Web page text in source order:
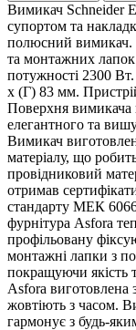
Вимикач Schneider
супортом та
полюсний вимикач.
та монтажних
потужності 2300
x (Г) 83 мм.
Поверхня
елегантного та
Вимикач
матеріалу, що
провідниковий
отримав
стандарту МЕК
фурнітура Asfora
профільовану
монтажні лапки з
покращуючи якість
Asfora виготовлена
жовтіють з часом.
гармонує з будь-